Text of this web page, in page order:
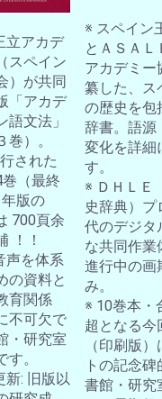
立アカデ
スペイン
）が共同
「アカデ
語文法」
）。
された
（最終
版の
700頁余
！！
声を体系
の資料と
育関係
不可欠で
・研究室
。
新: 旧版以
※ スペイン
とＡＳＡＬ
アカデミー
纂した、ス
の歴史を包
辞書。語源
変化を詳細
す。
※ ＤＨＬＥ
史辞典）プ
代のデジタ
な共同作業
進行中の画
み。
※ 10巻本・
超となる今
（印刷版
トの記念
書館・研究